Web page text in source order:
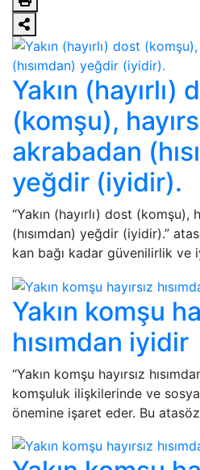
Yakın (hayırlı)
(komşu),
akrabadan
yeğdir (iyidir).
“Yakın (hayırlı) dost (komşu),
(hısımdan) yeğdir (iyidir).”
kan bağı kadar güvenilirlik
Yakın komşu
hısımdan iyidir
“Yakın komşu hayırsız
komşuluk ilişkilerinde ve
önemine işaret eder. Bu